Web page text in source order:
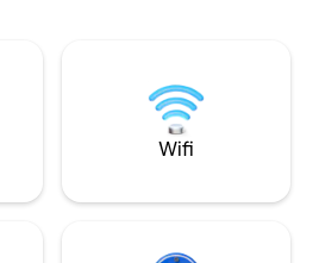
luge, la chasse
la base idéale
et Razor
!
jeune fille. Et tout
boutiques, des
restaurants et
Altona est à 2
Wedding Barn est
Wifi